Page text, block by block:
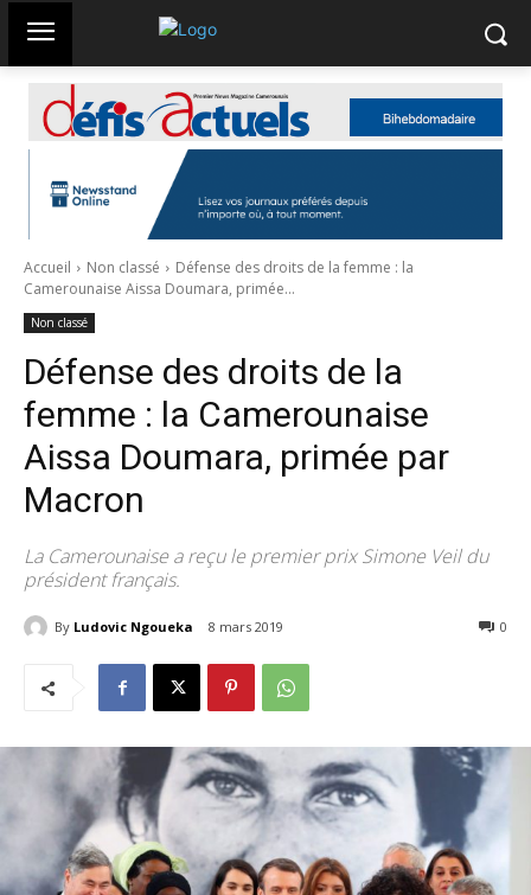
Accueil Non classé
Défense des droits de la femme : la
Camerounaise Aissa Doumara, primée...
Non classé
Défense des droits de la
femme : la Camerounaise
Aissa Doumara, primée par
Macron
La Camerounaise a reçu le premier prix Simone Veil du
président français.
By Ludovic Ngoueka 8 mars 2019 0